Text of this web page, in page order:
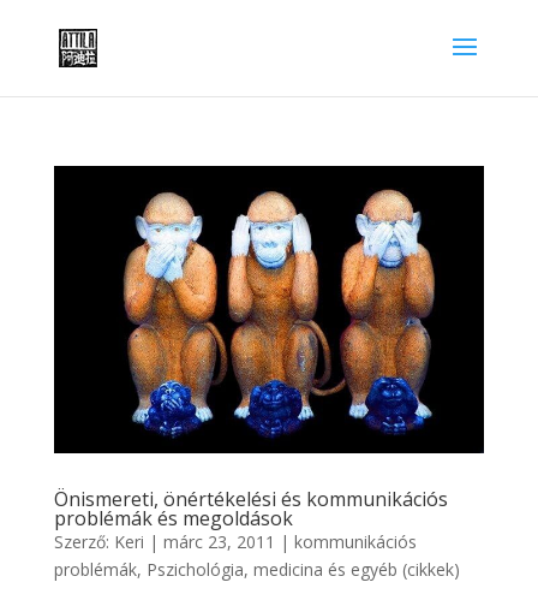
Önismereti, önértékelési és kommunikációs
problémák és megoldások
Szerző: Keri | márc 23, 2011 | kommunikációs
problémák, Pszichológia, medicina és egyéb (cikkek)